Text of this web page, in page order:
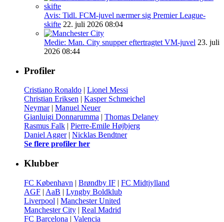
Avis: Tidl. FCM-juvel nærmer sig Premier League-
skifte 22. juli 2026 08:04
Medie: Man. City snupper eftertragtet VM-juvel 23. juli
2026 08:44
Profiler
Cristiano Ronaldo | Lionel Messi
Christian Eriksen | Kasper Schmeichel
Neymar| Manuel Neuer
Gianluigi Donnarumma | Thomas Delaney
Rasmus Falk | Pierre-Emile Højbjerg
Daniel Agger| Nicklas Bendtner
Se flere profiler her
Klubber
FC København | Brøndby IF | FC Midtjylland
AGF | AaB | Lyngby Boldklub
Liverpool | Manchester United
Manchester City | Real Madrid
FC Barcelona | Valencia